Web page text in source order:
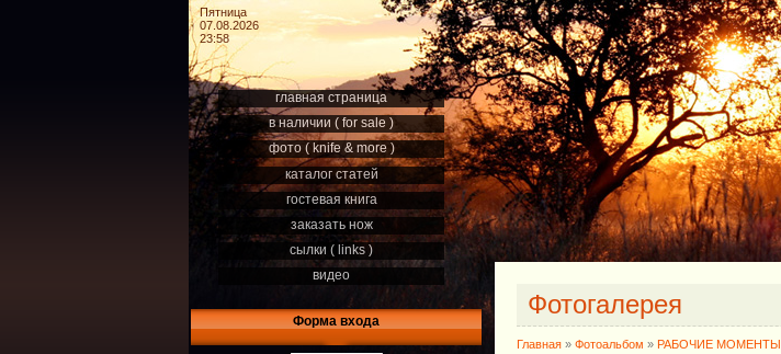
Пятница
07.08.2026
23:58
главная страница
в наличии ( for sale )
фото ( knife & more )
каталог статей
гостевая книга
заказать нож
сылки ( links )
видео
Форма входа
Фотогалерея
Главная » Фотоальбом » РАБОЧИЕ МОМЕНТЫ